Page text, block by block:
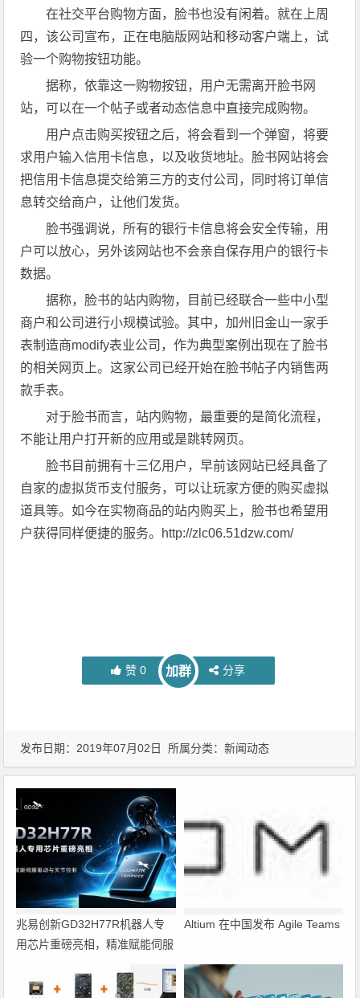
在社交平台购物方面，脸书也没有闲着。就在上周
四，该公司宣布，正在电脑版网站和移动客户端上，试
验一个购物按钮功能。
据称，依靠这一购物按钮，用户无需离开脸书网
站，可以在一个帖子或者动态信息中直接完成购物。
用户点击购买按钮之后，将会看到一个弹窗，将要
求用户输入信用卡信息，以及收货地址。脸书网站将会
把信用卡信息提交给第三方的支付公司，同时将订单信
息转交给商户，让他们发货。
脸书强调说，所有的银行卡信息将会安全传输，用
户可以放心，另外该网站也不会亲自保存用户的银行卡
数据。
据称，脸书的站内购物，目前已经联合一些中小型
商户和公司进行小规模试验。其中，加州旧金山一家手
表制造商modify表业公司，作为典型案例出现在了脸书
的相关网页上。这家公司已经开始在脸书帖子内销售两
款手表。
对于脸书而言，站内购物，最重要的是简化流程，
不能让用户打开新的应用或是跳转网页。
脸书目前拥有十三亿用户，早前该网站已经具备了
自家的虚拟货币支付服务，可以让玩家方便的购买虚拟
道具等。如今在实物商品的站内购买上，脸书也希望用
户获得同样便捷的服务。http://zlc06.51dzw.com/
赞 0 加群 分享
发布日期：2019年07月02日 所属分类：新闻动态
兆易创新GD32H77R机器人专
用芯片重磅亮相，精准赋能伺服
Altium 在中国发布 Agile Teams